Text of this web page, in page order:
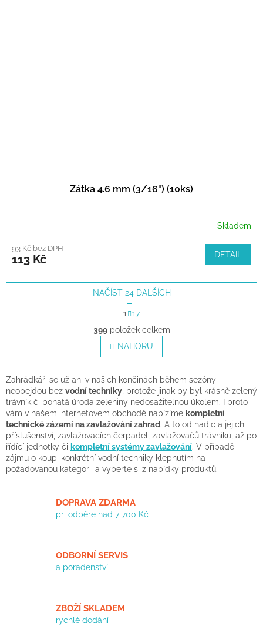
Zátka 4.6 mm (3/16") (10ks)
Skladem
93 Kč bez DPH
113 Kč DETAIL
O
v
l
á
a
c
í
p
r
v
k
y
v
i
s
NAČÍST 24 DALŠÍCH
S
t
r
á
n
k
v
á
n
í
1
17
399položek celkem
NAHORU
Zahrádkáři se už ani v našich končinách během sezóny
neobejdou bez vodní techniky , protože jinak by byl krásně zelený
trávník či bohatá úroda zeleniny nedosažitelnou úkolem. I proto
vám v našem internetovém obchodě nabízíme kompletní
technické zázemí na zavlažování zahrad. A to od hadic a jejich
příslušenství, zavlažovacích čerpadel, zavlažovačů trávníku, až po
řídící jednotky či kompletní systémy zavlažování. V případě
zájmu o koupi konkrétní vodní techniky klepnutím na
požadovanou kategorii a vyberte si z nabídky produktů.
DOPRAVA ZDARMA
pri odběre nad 7 700 Kč
ODBORNÍ SERVIS
a poradenství
ZBOŽÍ SKLADEM
rychlé dodání